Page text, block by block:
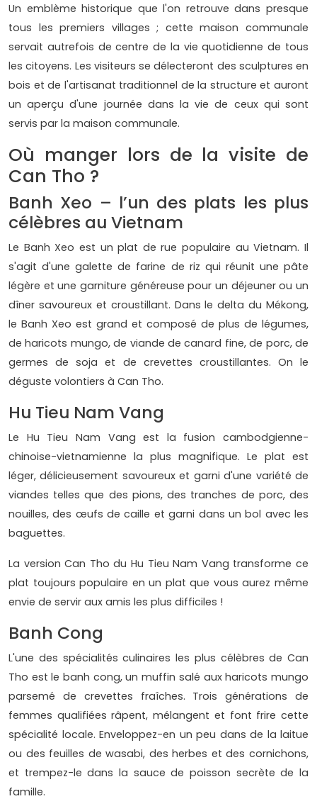
Un emblème historique que l'on retrouve dans presque
tous les premiers villages ; cette maison communale
servait autrefois de centre de la vie quotidienne de tous
les citoyens. Les visiteurs se délecteront des sculptures en
bois et de l'artisanat traditionnel de la structure et auront
un aperçu d'une journée dans la vie de ceux qui sont
servis par la maison communale.
Où manger lors de la visite de
Can Tho ?
Banh Xeo – l’un des plats les plus
célèbres au Vietnam
Le Banh Xeo est un plat de rue populaire au Vietnam. Il
s'agit d'une galette de farine de riz qui réunit une pâte
légère et une garniture généreuse pour un déjeuner ou un
dîner savoureux et croustillant. Dans le delta du Mékong,
le Banh Xeo est grand et composé de plus de légumes,
de haricots mungo, de viande de canard fine, de porc, de
germes de soja et de crevettes croustillantes. On le
déguste volontiers à Can Tho.
Hu Tieu Nam Vang
Le Hu Tieu Nam Vang est la fusion cambodgienne-
chinoise-vietnamienne la plus magnifique. Le plat est
léger, délicieusement savoureux et garni d'une variété de
viandes telles que des pions, des tranches de porc, des
nouilles, des œufs de caille et garni dans un bol avec les
baguettes.
La version Can Tho du Hu Tieu Nam Vang transforme ce
plat toujours populaire en un plat que vous aurez même
envie de servir aux amis les plus difficiles !
Banh Cong
L'une des spécialités culinaires les plus célèbres de Can
Tho est le banh cong, un muffin salé aux haricots mungo
parsemé de crevettes fraîches. Trois générations de
femmes qualifiées râpent, mélangent et font frire cette
spécialité locale. Enveloppez-en un peu dans de la laitue
ou des feuilles de wasabi, des herbes et des cornichons,
et trempez-le dans la sauce de poisson secrète de la
famille.